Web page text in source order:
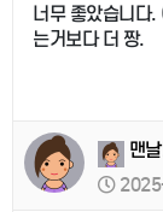
너무 좋았습니다
는거보다 더 짱.
맨